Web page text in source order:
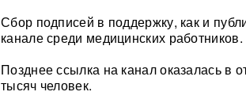
Сбор подписей в поддержку, как и
канале среди медицинских работников.
Позднее ссылка на канал оказалась в
тысяч человек.